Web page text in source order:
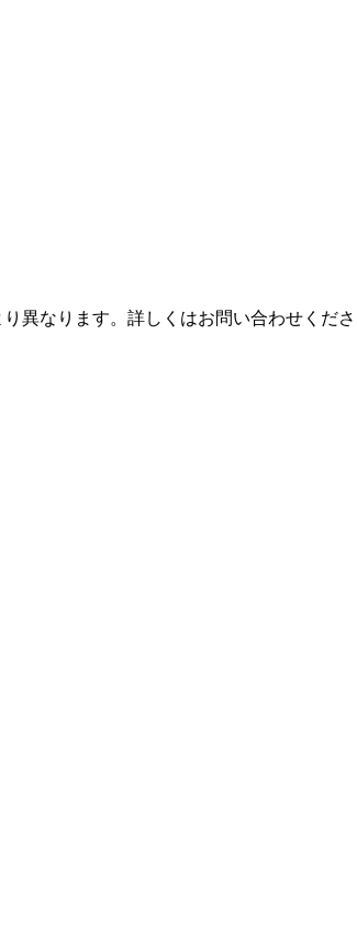
異なります。詳しくはお問い合わせくださ